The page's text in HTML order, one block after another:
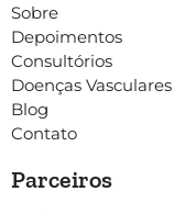
Sobre
Depoimentos
Consultórios
Doenças Vasculares
Blog
Contato
Parceiros